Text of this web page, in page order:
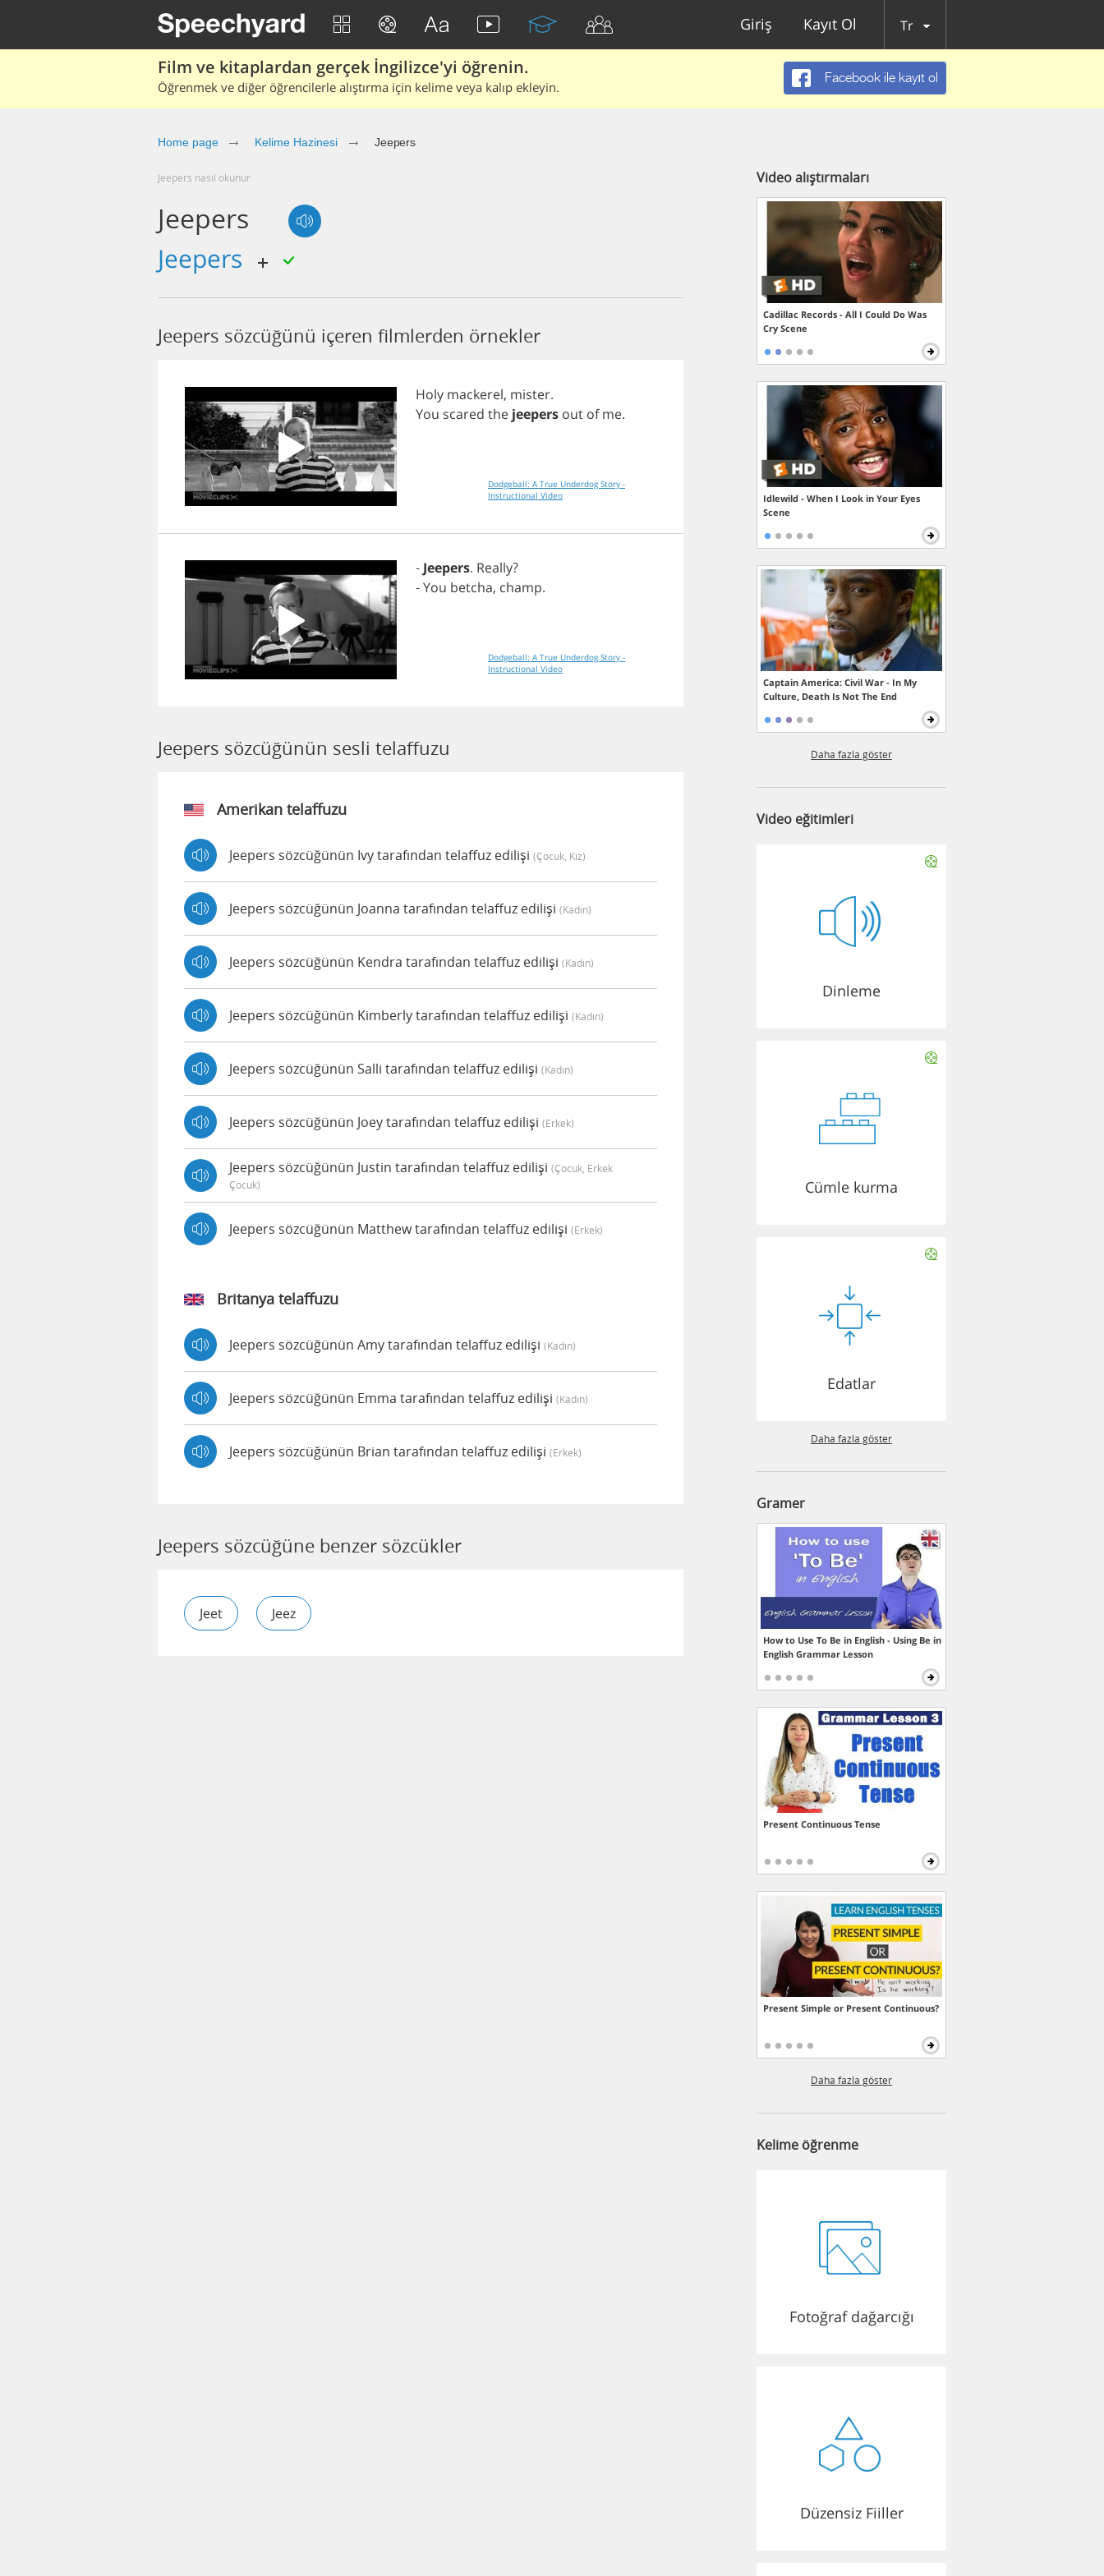
Giriş Kayıt Ol Tr
Film ve kitaplardan gerçek İngilizce'yi öğrenin.
Öğrenmek ve diğer öğrencilerle alıştırma için kelime veya kalıp ekleyin.
Facebook ile kayıt ol
Home page Kelime Hazinesi Jeepers
jeepers nasıl okunur
Jeepers
jeepers
Jeepers sözcüğünü içeren filmlerden örnekler
Holy mackerel, mister.
You scared the jeepers out of me.
Dodgeball: A True Underdog Story -
Instructional Video
- Jeepers. Really?
-You betcha, champ.
Dodgeball: A True Underdog Story -
Instructional Video
Jeepers sözcüğünün sesli telaffuzu
Amerikan telaffuzu
Jeepers sözcüğünün Ivy tarafından telaffuz edilişi (çocuk, Kız)
Jeepers sözcüğünün Joanna tarafından telaffuz edilişi (kadın)
Jeepers sözcüğünün Kendra tarafından telaffuz edilişi (kadın)
Jeepers sözcüğünün Kimberly tarafından telaffuz edilişi (kadın)
Jeepers sözcüğünün Salli tarafından telaffuz edilişi (kadın)
Jeepers sözcüğünün Joey tarafından telaffuz edilişi (erkek)
Jeepers sözcüğünün Justin tarafından telaffuz edilişi (çocuk, Erkek
Çocuk)
Jeepers sözcüğünün Matthew tarafından telaffuz edilişi (erkek)
Britanya telaffuzu
Jeepers sözcüğünün Amy tarafından telaffuz edilişi (kadın)
Jeepers sözcüğünün Emma tarafından telaffuz edilişi (kadın)
Jeepers sözcüğünün Brian tarafından telaffuz edilişi (erkek)
Jeepers sözcüğüne benzer sözcükler
Jeet Jeez
Video alıştırmaları
Cadillac Records - All I Could Do Was
Cry Scene
Idlewild - When I Look in Your Eyes
Scene
Captain America: Civil War - In My
Culture, Death Is Not The End
Daha fazla göster
Video eğitimleri
Dinleme
Cümle kurma
Edatlar
Daha fazla göster
Gramer
How to Use To Be in English - Using Be in
English Grammar Lesson
Present Continuous Tense
Present Simple or Present Continuous?
Daha fazla göster
Kelime öğrenme
Fotoğraf dağarcığı
Düzensiz Fiiller